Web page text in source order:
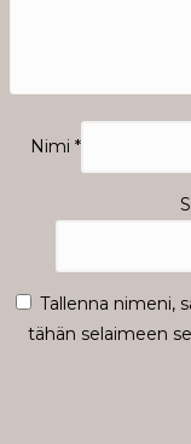
Nimi*
Tallenna nimeni,
tähän selaimeen